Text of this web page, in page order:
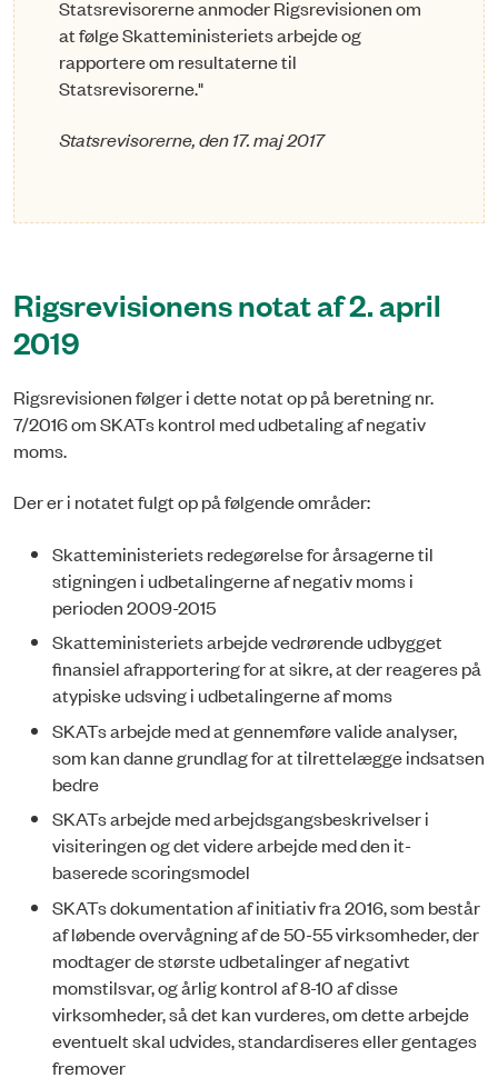
Statsrevisorerne anmoder Rigsrevisionen om
at følge Skatteministeriets arbejde og
rapportere om resultaterne til
Statsrevisorerne."
Statsrevisorerne, den 17. maj 2017
Rigsrevisionens notat af 2. april
2019
Rigsrevisionen følger i dette notat op på beretning nr.
7/2016 om SKATs kontrol med udbetaling af negativ
moms.
Der er i notatet fulgt op på følgende områder:
Skatteministeriets redegørelse for årsagerne til
stigningen i udbetalingerne af negativ moms i
perioden 2009-2015
Skatteministeriets arbejde vedrørende udbygget
finansiel afrapportering for at sikre, at der reageres på
atypiske udsving i udbetalingerne af moms
SKATs arbejde med at gennemføre valide analyser,
som kan danne grundlag for at tilrettelægge indsatsen
bedre
SKATs arbejde med arbejdsgangsbeskrivelser i
visiteringen og det videre arbejde med den it-
baserede scoringsmodel
SKATs dokumentation af initiativ fra 2016, som består
af løbende overvågning af de 50-55 virksomheder, der
modtager de største udbetalinger af negativt
momstilsvar, og årlig kontrol af 8-10 af disse
virksomheder, så det kan vurderes, om dette arbejde
eventuelt skal udvides, standardiseres eller gentages
fremover